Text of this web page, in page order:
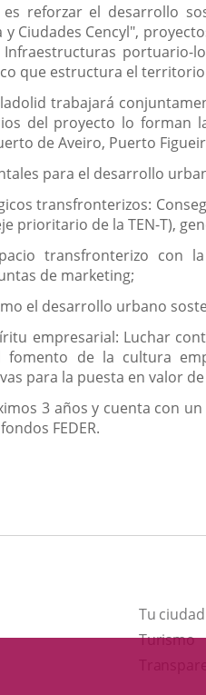
es reforzar el desarrollo
Ciudades Cencyl",
que estructura el territorio
trabajará
del proyecto lo forman
de Aveiro, Puerto
para el desarrollo
transfronterizos:
prioritario de la TEN-T),
transfronterizo con
de marketing;
el desarrollo urbano
empresarial: Luchar
fomento de la cultura
para la puesta en valor
3 años y cuenta con
FEDER.
Tu ciudad
Turismo